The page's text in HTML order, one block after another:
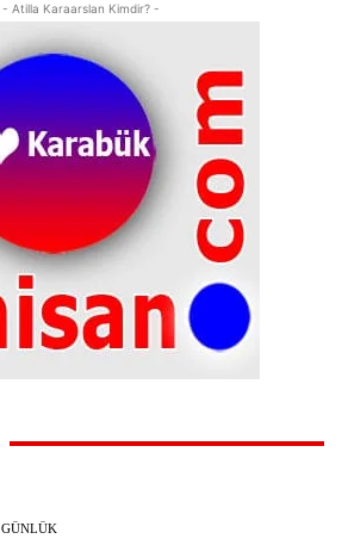
- Atilla Karaarslan Kimdir? -
GÜNLÜK